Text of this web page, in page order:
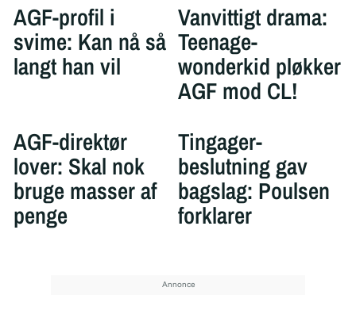
AGF-profil i
svime: Kan nå så
langt han vil
Vanvittigt drama:
Teenage-
wonderkid pløkker
AGF mod CL!
AGF-direktør
lover: Skal nok
bruge masser af
penge
Tingager-
beslutning gav
bagslag: Poulsen
forklarer